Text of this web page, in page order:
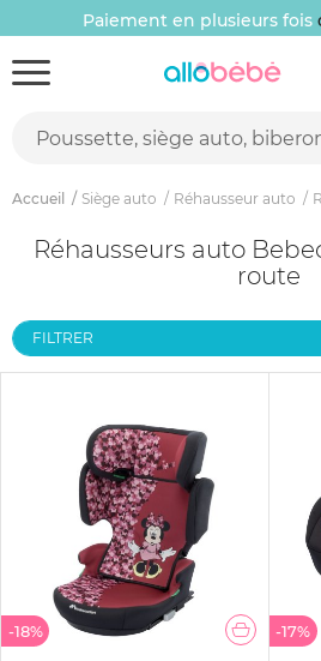
Paiement en plusieurs fois
Accueil Siège auto Réhausseur auto
Réhausseurs auto Bebeconfort face à la
route
FILTRER
-18% -17%